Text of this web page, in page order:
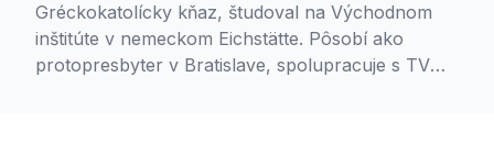
Gréckokatolícky kňaz, študoval na Východnom
inštitúte v nemeckom Eichstätte. Pôsobí ako
protopresbyter v Bratislave, spolupracuje s TV